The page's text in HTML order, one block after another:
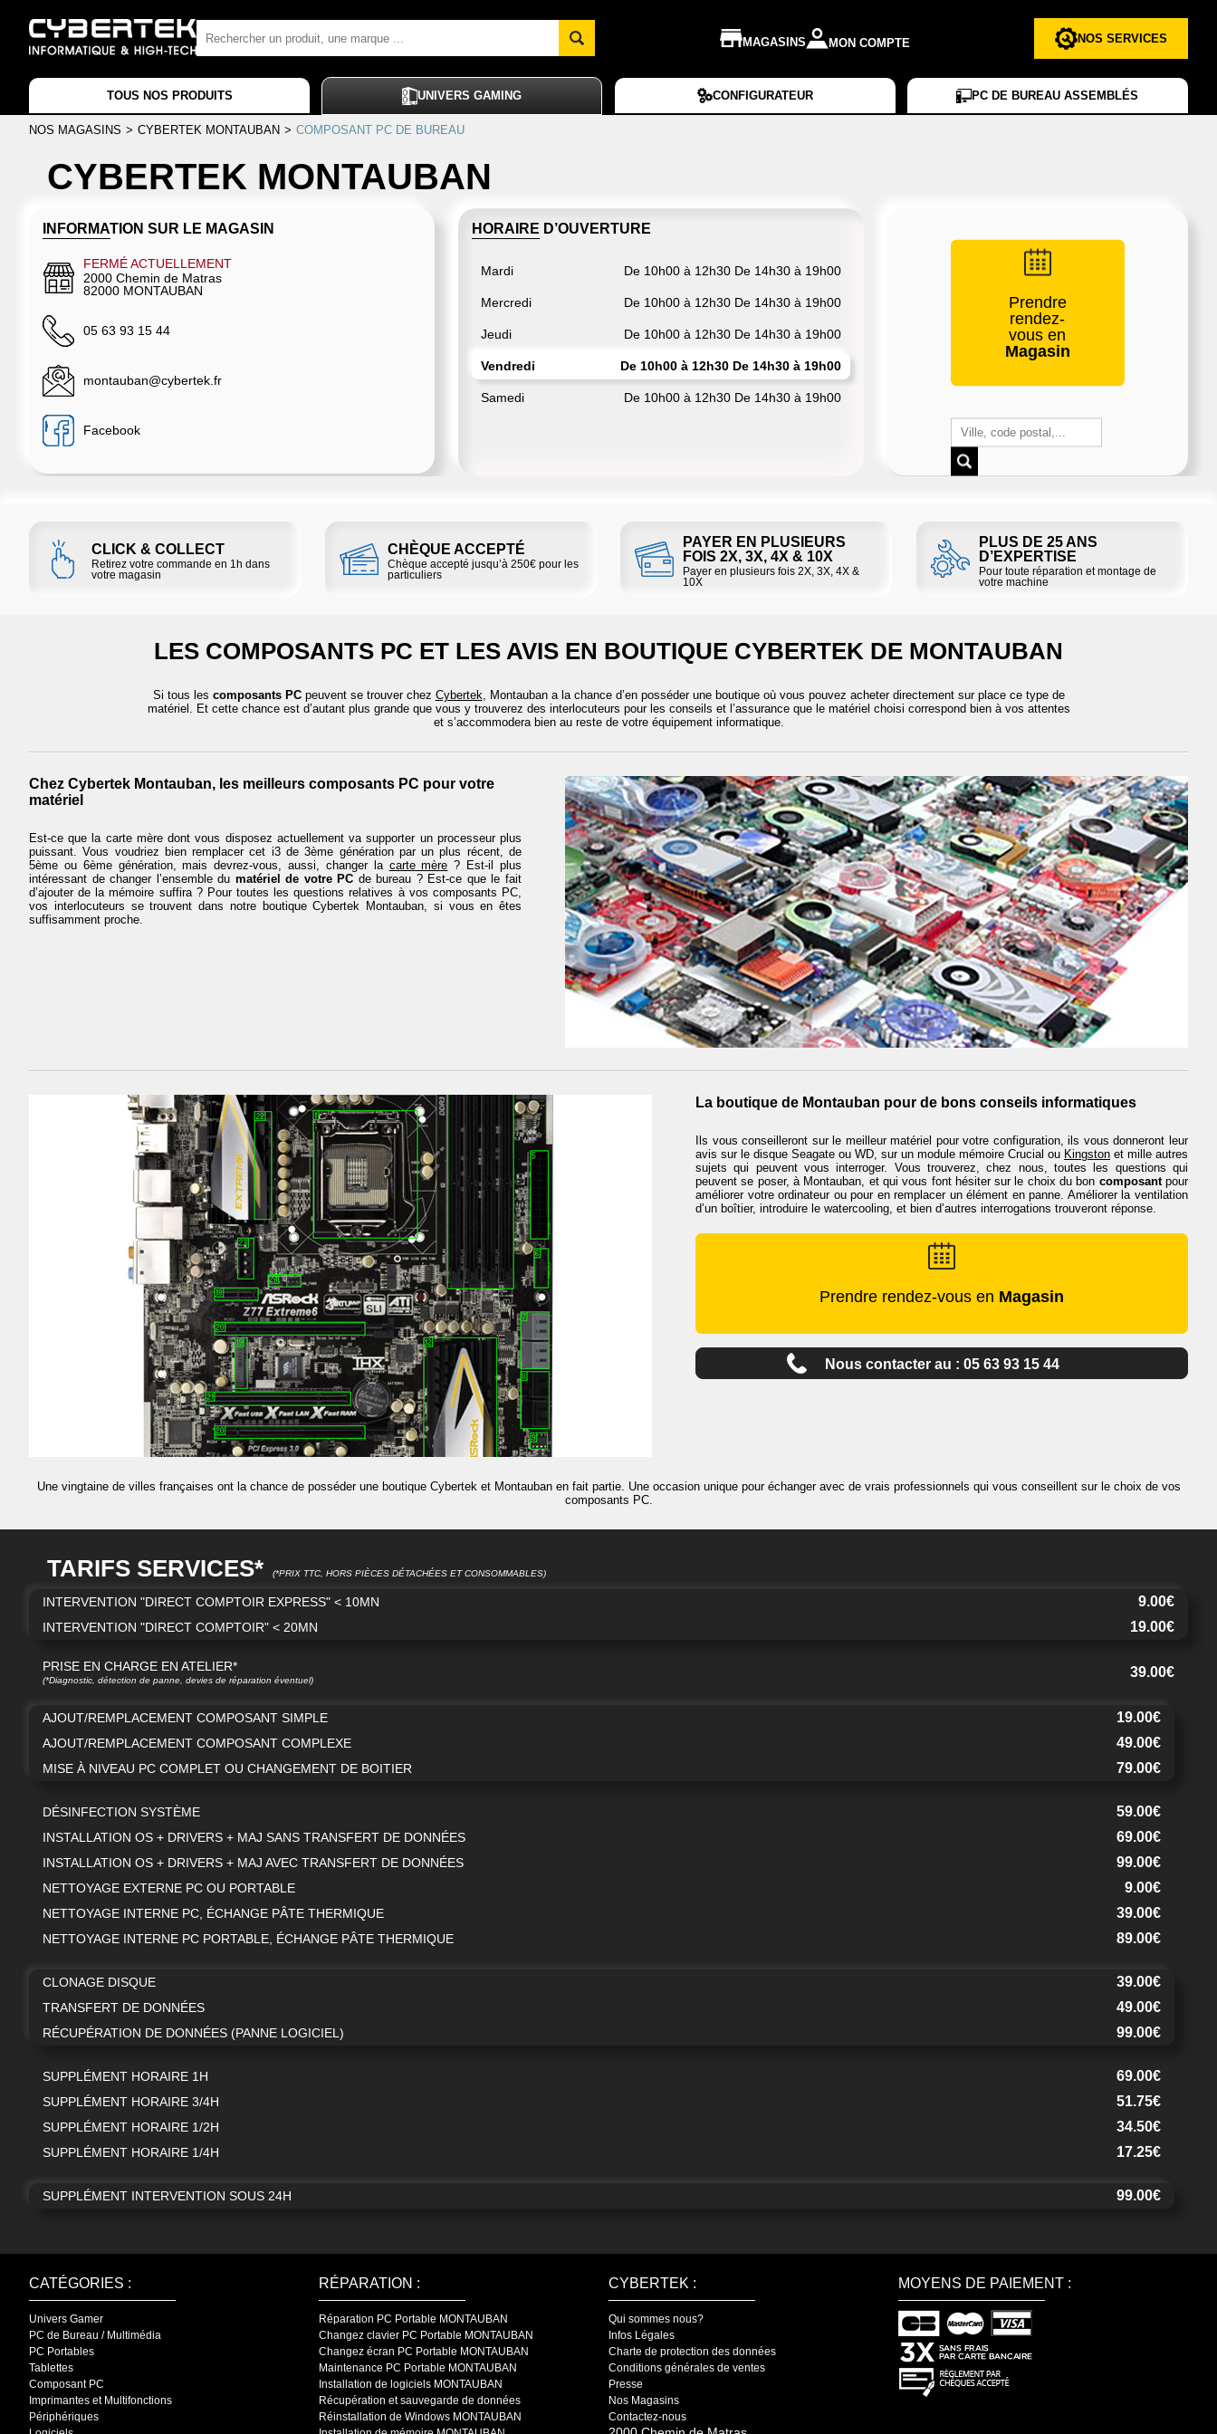
MAGASINS MON COMPTE NOS SERVICES
TOUS NOS PRODUITS UNIVERS GAMING CONFIGURATEUR PC DE BUREAU ASSEMBLÉS
NOS MAGASINS > CYBERTEK MONTAUBAN > COMPOSANT PC DE BUREAU
CYBERTEK MONTAUBAN
INFORMATION SUR LE MAGASIN
FERMÉ ACTUELLEMENT
2000 Chemin de Matras
82000 MONTAUBAN
05 63 93 15 44
montauban@cybertek.fr
Facebook
HORAIRE D’OUVERTURE
Mardi De 10h00 à 12h30 De 14h30 à 19h00
Mercredi De 10h00 à 12h30 De 14h30 à 19h00
Jeudi De 10h00 à 12h30 De 14h30 à 19h00
Vendredi De 10h00 à 12h30 De 14h30 à 19h00
Samedi De 10h00 à 12h30 De 14h30 à 19h00
Prendre
rendez-
vous en
Magasin
CLICK & COLLECT
Retirez votre commande en 1h dans
votre magasin
CHÈQUE ACCEPTÉ
Chèque accepté jusqu’à 250€ pour les
particuliers
PAYER EN PLUSIEURS
FOIS 2X, 3X, 4X & 10X
Payer en plusieurs fois 2X, 3X, 4X &
10X
PLUS DE 25 ANS
D’EXPERTISE
Pour toute réparation et montage de
votre machine
LES COMPOSANTS PC ET LES AVIS EN BOUTIQUE CYBERTEK DE MONTAUBAN
Si tous les composants PCpeuvent se trouver chez Cybertek , Montauban a la chance d’en posséder une boutique où vous pouvez acheter directement sur place ce type de
matériel. Et cette chance est d’autant plus grande que vous y trouverez des interlocuteurs pour les conseils et l’assurance que le matériel choisi correspond bien à vos attentes
et s’accommodera bien au reste de votre équipement informatique.
Chez Cybertek Montauban, les meilleurs composants PC pour votre
matériel
Est-ce que la carte mère dont vous disposez actuellement va supporter un processeur plus
puissant. Vous voudriez bien remplacer cet i3 de 3ème génération par un plus récent, de
5ème ou 6ème génération, mais devrez-vous, aussi, changer la carte mère ? Est-il plus
intéressant de changer l’ensemble du matériel de votre PC de bureau ? Est-ce que le fait
d’ajouter de la mémoire suffira ? Pour toutes les questions relatives à vos composants PC,
vos interlocuteurs se trouvent dans notre boutique Cybertek Montauban, si vous en êtes
suffisamment proche.
La boutique de Montauban pour de bons conseils informatiques
Ils vous conseilleront sur le meilleur matériel pour votre configuration, ils vous donneront leur
avis sur le disque Seagate ou WD, sur un module mémoire Crucial ou Kingston et mille autres
sujets qui peuvent vous interroger. Vous trouverez, chez nous, toutes les questions qui
peuvent se poser, à Montauban, et qui vous font hésiter sur le choix du bon composantpour
améliorer votre ordinateur ou pour en remplacer un élément en panne. Améliorer la ventilation
d’un boîtier, introduire le watercooling, et bien d’autres interrogations trouveront réponse.
Prendre rendez-vous en Magasin
Nous contacter au : 05 63 93 15 44
Une vingtaine de villes françaises ont la chance de posséder une boutique Cybertek et Montauban en fait partie. Une occasion unique pour échanger avec de vrais professionnels qui vous conseillent sur le choix de vos
composants PC.
TARIFS SERVICES* (*PRIX TTC, HORS PIÈCES DÉTACHÉES ET CONSOMMABLES)
INTERVENTION "DIRECT COMPTOIR EXPRESS" < 10MN 9.00€
INTERVENTION "DIRECT COMPTOIR" < 20MN 19.00€
PRISE EN CHARGE EN ATELIER*
(*Diagnostic, détection de panne, devies de réparation éventuel)
39.00€
AJOUT/REMPLACEMENT COMPOSANT SIMPLE 19.00€
AJOUT/REMPLACEMENT COMPOSANT COMPLEXE 49.00€
MISE À NIVEAU PC COMPLET OU CHANGEMENT DE BOITIER 79.00€
DÉSINFECTION SYSTÈME 59.00€
INSTALLATION OS + DRIVERS + MAJ SANS TRANSFERT DE DONNÉES 69.00€
INSTALLATION OS + DRIVERS + MAJ AVEC TRANSFERT DE DONNÉES 99.00€
NETTOYAGE EXTERNE PC OU PORTABLE 9.00€
NETTOYAGE INTERNE PC, ÉCHANGE PÂTE THERMIQUE 39.00€
NETTOYAGE INTERNE PC PORTABLE, ÉCHANGE PÂTE THERMIQUE 89.00€
CLONAGE DISQUE 39.00€
TRANSFERT DE DONNÉES 49.00€
RÉCUPÉRATION DE DONNÉES (PANNE LOGICIEL) 99.00€
SUPPLÉMENT HORAIRE 1H 69.00€
SUPPLÉMENT HORAIRE 3/4H 51.75€
SUPPLÉMENT HORAIRE 1/2H 34.50€
SUPPLÉMENT HORAIRE 1/4H 17.25€
SUPPLÉMENT INTERVENTION SOUS 24H 99.00€
CATÉGORIES :
Univers Gamer
PC de Bureau / Multimédia
PC Portables
Tablettes
Composant PC
Imprimantes et Multifonctions
Périphériques
RÉPARATION :
Réparation PC Portable MONTAUBAN
Changez clavier PC Portable MONTAUBAN
Changez écran PC Portable MONTAUBAN
Maintenance PC Portable MONTAUBAN
Installation de logiciels MONTAUBAN
Récupération et sauvegarde de données
Réinstallation de Windows MONTAUBAN
CYBERTEK :
Qui sommes nous?
Infos Légales
Charte de protection des données
Conditions générales de ventes
Presse
Nos Magasins
Contactez-nous
MOYENS DE PAIEMENT :